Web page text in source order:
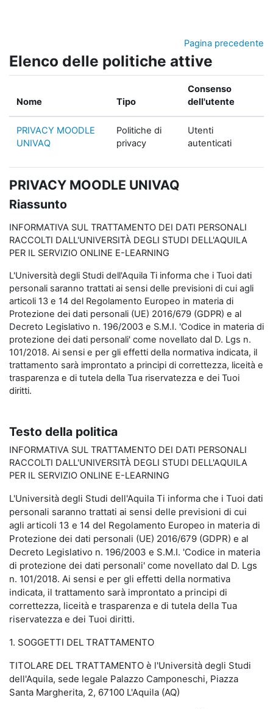
Pagina precedente
Elenco delle politiche attive
Nome Tipo
Consenso
dell'utente
PRIVACY MOODLE
UNIVAQ
Politiche di
privacy
Utenti
autenticati
PRIVACY MOODLE UNIVAQ
Riassunto
INFORMATIVA SUL TRATTAMENTO DEI DATI PERSONALI
RACCOLTI DALL'UNIVERSITÀ DEGLI STUDI DELL'AQUILA
PER IL SERVIZIO ONLINE E-LEARNING
L'Università degli Studi dell'Aquila Ti informa che i Tuoi dati
personali saranno trattati ai sensi delle previsioni di cui agli
articoli 13 e 14 del Regolamento Europeo in materia di
Protezione dei dati personali (UE) 2016/679 (GDPR) e al
Decreto Legislativo n. 196/2003 e S.M.I. 'Codice in materia di
protezione dei dati personali' come novellato dal D. Lgs n.
101/2018. Ai sensi e per gli effetti della normativa indicata, il
trattamento sarà improntato a principi di correttezza, liceità e
trasparenza e di tutela della Tua riservatezza e dei Tuoi
diritti.
Testo della politica
INFORMATIVA SUL TRATTAMENTO DEI DATI PERSONALI
RACCOLTI DALL'UNIVERSITÀ DEGLI STUDI DELL'AQUILA
PER IL SERVIZIO ONLINE E-LEARNING
L'Università degli Studi dell'Aquila Ti informa che i Tuoi dati
personali saranno trattati ai sensi delle previsioni di cui
agli articoli 13 e 14 del Regolamento Europeo in materia di
Protezione dei dati personali (UE) 2016/679 (GDPR) e al
Decreto Legislativo n. 196/2003 e S.M.I. 'Codice in materia
di protezione dei dati personali' come novellato dal D. Lgs
n. 101/2018. Ai sensi e per gli effetti della normativa
indicata, il trattamento sarà improntato a principi di
correttezza, liceità e trasparenza e di tutela della Tua
riservatezza e dei Tuoi diritti.
1. SOGGETTI DEL TRATTAMENTO
TITOLARE DEL TRATTAMENTO è l'Università degli Studi
dell'Aquila, sede legale Palazzo Camponeschi, Piazza
Santa Margherita, 2, 67100 L'Aquila (AQ)